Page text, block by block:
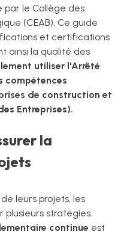
par le Collège des
(CEAB). Ce guide
et certifications
ainsi la qualité des
utiliser l'Arrêté
compétences
de construction et
Entreprises).
la
leurs projets, les
stratégies.
continue est